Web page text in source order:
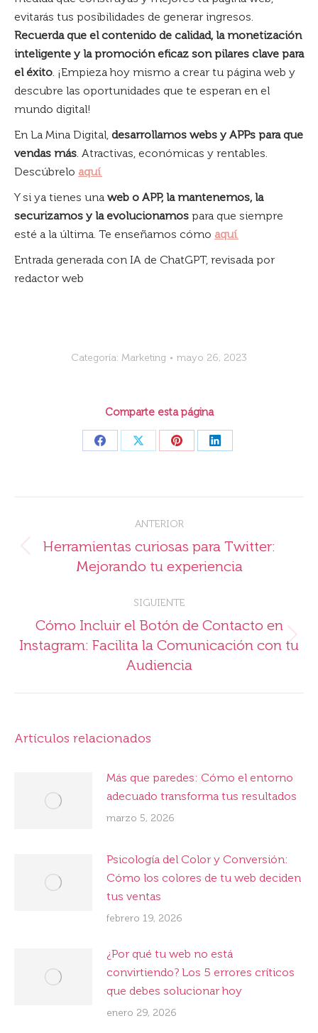
evitarás tus posibilidades de generar ingresos.
Recuerda que el contenido de calidad, la monetización
inteligente y la promoción eficaz son pilares clave para
el éxito. ¡Empieza hoy mismo a crear tu página web y
descubre las oportunidades que te esperan en el
mundo digital!
En La Mina Digital, desarrollamos webs y APPs para que
vendas más. Atractivas, económicas y rentables.
Descúbrelo aquí.
Y si ya tienes una web o APP, la mantenemos, la
securizamos y la evolucionamos para que siempre
esté a la última. Te enseñamos cómo aquí.
Entrada generada con IA de ChatGPT, revisada por
redactor web
Categoría: Marketing mayo 26, 2023
Comparte esta página
Share
Share
Share
Share
Navegación
entre
publicaciones
ANTERIOR
Publicación
anterior:
Herramientas curiosas para Twitter:
Mejorando tu experiencia
SIGUIENTE
Publicación
siguiente:
Cómo Incluir el Botón de Contacto en
Instagram: Facilita la Comunicación con tu
Audiencia
Artículos relacionados
Más que paredes: Cómo el entorno
adecuado transforma tus resultados
marzo 5, 2026
Psicología del Color y Conversión:
Cómo los colores de tu web deciden
tus ventas
febrero 19, 2026
¿Por qué tu web no está
convirtiendo? Los 5 errores críticos
que debes solucionar hoy
enero 29, 2026